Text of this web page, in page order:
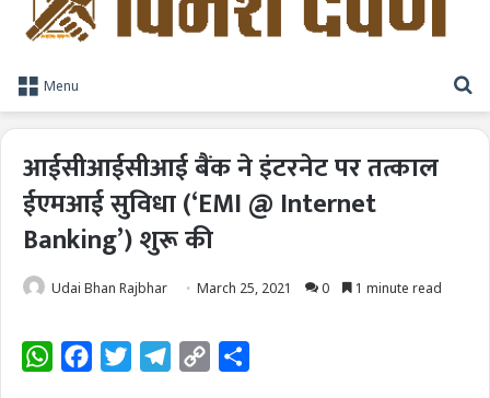
Menu
आईसीआईसीआई बैंक ने इंटरनेट पर तत्काल
ईएमआई सुविधा (‘EMI @ Internet
Banking’) शुरू की
Udai Bhan Rajbhar March 25, 2021 0 1 minute read
W